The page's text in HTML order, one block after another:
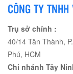
CÔNG TY
Trụ sở chính :
40/14 Tân Thành,
Phú, HCM
Chi nhánh Tây